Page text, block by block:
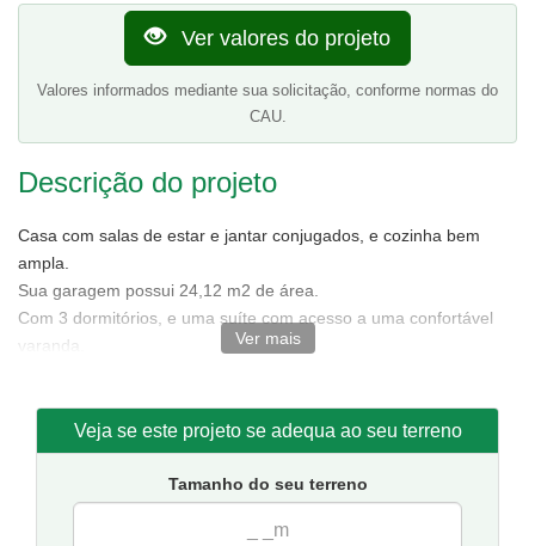
Ver valores do projeto
Valores informados mediante sua solicitação, conforme normas do
CAU.
Descrição do projeto
Casa com salas de estar e jantar conjugados, e cozinha bem
ampla.
Sua garagem possui 24,12 m2 de área.
Com 3 dormitórios, e uma suíte com acesso a uma confortável
varanda.
Tamanho da casa:7 metros de frente e 16,50 de
fundos,incluindo medidas da garagem.
frente por 22 de fundos.
Ver mais
Veja se este projeto se adequa ao seu terreno
Tamanho do seu terreno